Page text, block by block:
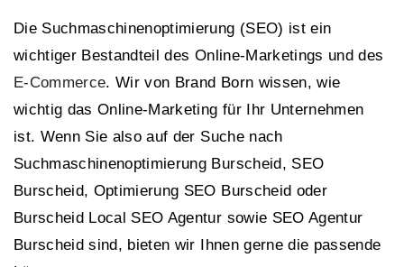
Die Suchmaschinenoptimierung (SEO) ist ein
wichtiger Bestandteil des Online-Marketings und des
E-Commerce. Wir von Brand Born wissen, wie
wichtig das Online-Marketing für Ihr Unternehmen
ist. Wenn Sie also auf der Suche nach
Suchmaschinenoptimierung Burscheid, SEO
Burscheid, Optimierung SEO Burscheid oder
Burscheid Local SEO Agentur sowie SEO Agentur
Burscheid sind, bieten wir Ihnen gerne die passende